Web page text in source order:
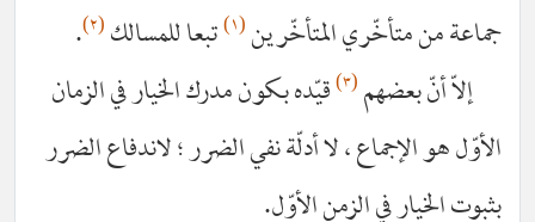
جماعة من متأخّري المتأخّرين(١) تبعا للمسالك(٢) .
إلاّ أنّ بعضهم(٣) قيّده بكون مدرك الخيار في الزمان
الأوّل هو الإجماع ، لا أدلّة نفي الضرر ؛ لاندفاع الضرر
بثبوت الخيار في الزمن الأوّل.